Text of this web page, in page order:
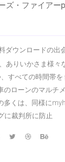
ズ・ファイアー
ダウンロードの出
ありいかさま様々
すべての時間帯
のローンのマルチ
多くは、同様に
に裁判所に防止